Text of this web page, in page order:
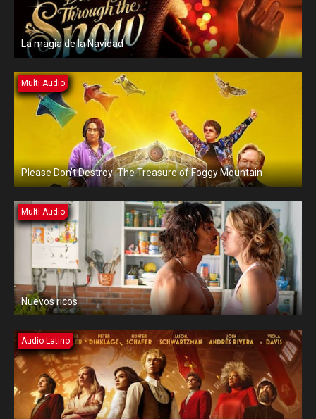
La magia de la Navidad
Multi Audio
Please Don’t Destroy: The Treasure of Foggy Mountain
Multi Audio
Nuevos ricos
Audio Latino